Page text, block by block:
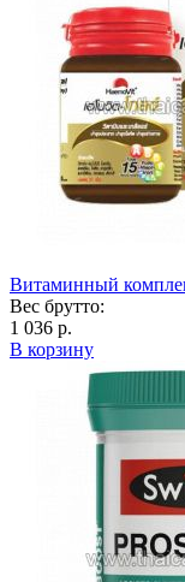
Витаминный
Вес брутто:
1 036 р.
В корзину